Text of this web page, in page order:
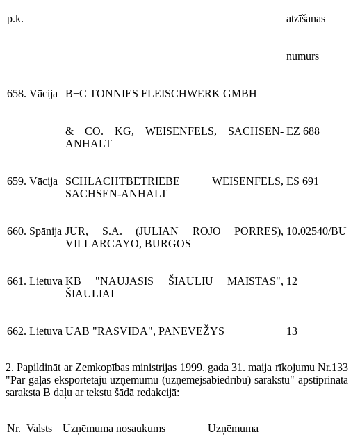
p.k. atzīšanas
numurs
658. Vācija B+C TONNIES FLEISCHWERK GMBH
& CO. KG, WEISENFELS, SACHSEN-
ANHALT
EZ 688
659. Vācija
SCHLACHTBETRIEBE WEISENFELS,
SACHSEN-ANHALT
ES 691
660. Spānija JUR, S.A. (JULIAN ROJO PORRES),
VILLARCAYO, BURGOS
10.02540/BU
661. Lietuva KB "NAUJASIS ŠIAULIU MAISTAS",
ŠIAULIAI
12
662. Lietuva UAB "RASVIDA", PANEVEŽYS 13
2. Papildināt ar Zemkopības ministrijas 1999. gada 31. maija rīkojumu Nr.133
"Par gaļas eksportētāju uzņēmumu (uzņēmējsabiedrību) sarakstu" apstiprinātā
saraksta B daļu ar tekstu šādā redakcijā:
Nr. Valsts Uzņēmuma nosaukums Uzņēmuma